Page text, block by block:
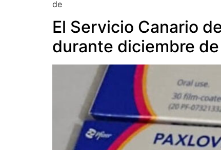
de
El Servicio Canario
durante diciembre